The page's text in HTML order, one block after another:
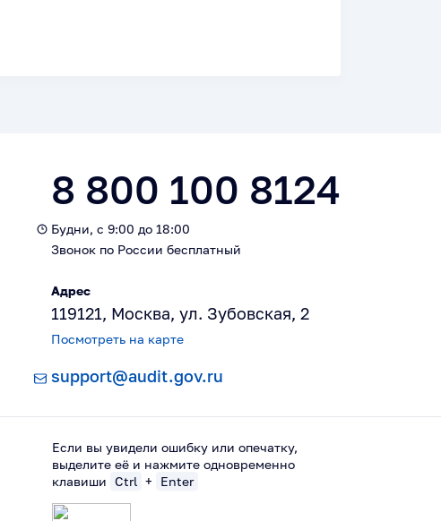
8 800 100 8124
Будни, с 9:00 до 18:00
Звонок по России бесплатный
Адрес
119121, Москва, ул. Зубовская, 2
Посмотреть на карте
support@audit.gov.ru
Если вы увидели ошибку или опечатку,
выделите её и нажмите одновременно
клавиши Ctrl + Enter